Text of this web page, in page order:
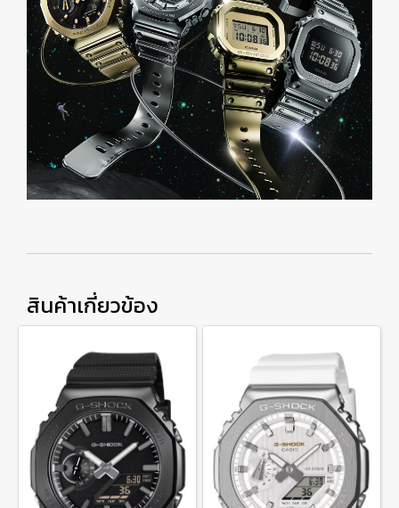
สินค้าเกี่ยวข้อง